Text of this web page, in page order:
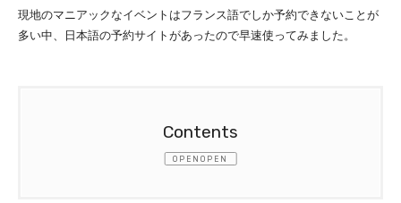
現地のマニアックなイベントはフランス語でしか予約できないことが
多い中、日本語の予約サイトがあったので早速使ってみました。
OPEN